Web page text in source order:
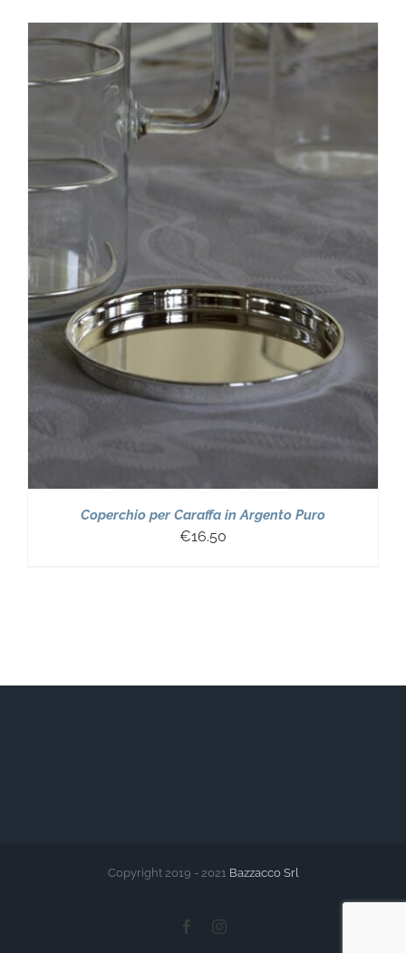
Coperchio per Caraffa in Argento Puro
€16.50
Copyright 2019 - 2021 Bazzacco Srl
FacebookInstagram